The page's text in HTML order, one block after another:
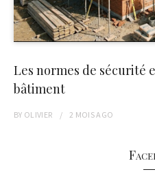
Les normes de sécurité
bâtiment
BY OLIVIER 2 MOISAGO